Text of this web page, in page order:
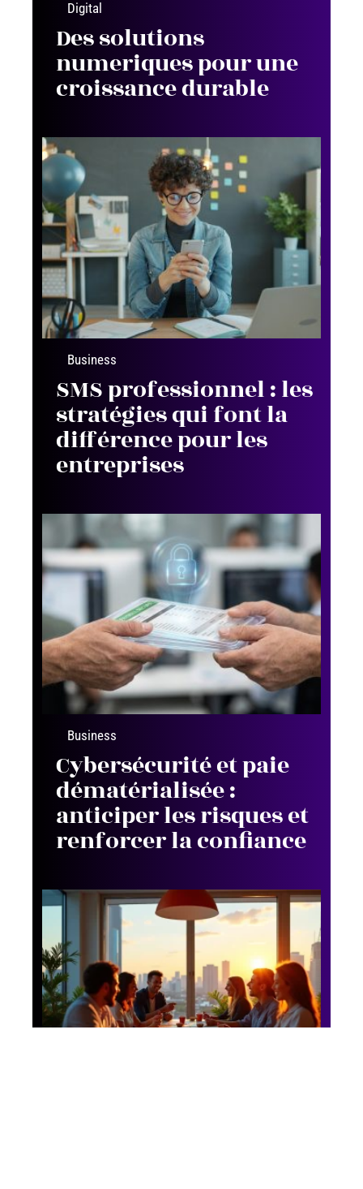
Digital
Des solutions
numeriques pour une
croissance durable
Business
SMS professionnel : les
stratégies qui font la
différence pour les
entreprises
Business
Cybersécurité et paie
dématérialisée :
anticiper les risques et
renforcer la confiance